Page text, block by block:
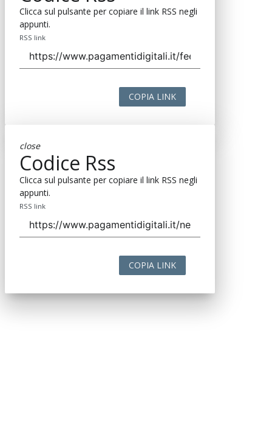
Clicca sul pulsante per copiare il link RSS negli
appunti.
RSS link
COPIA LINK
close
Codice Rss
Clicca sul pulsante per copiare il link RSS negli
appunti.
RSS link
COPIA LINK